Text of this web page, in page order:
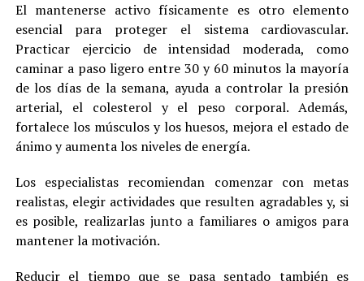
El mantenerse activo físicamente es otro elemento
esencial para proteger el sistema cardiovascular.
Practicar ejercicio de intensidad moderada, como
caminar a paso ligero entre 30 y 60 minutos la mayoría
de los días de la semana, ayuda a controlar la presión
arterial, el colesterol y el peso corporal. Además,
fortalece los músculos y los huesos, mejora el estado de
ánimo y aumenta los niveles de energía.
Los especialistas recomiendan comenzar con metas
realistas, elegir actividades que resulten agradables y, si
es posible, realizarlas junto a familiares o amigos para
mantener la motivación.
Reducir el tiempo que se pasa sentado también es